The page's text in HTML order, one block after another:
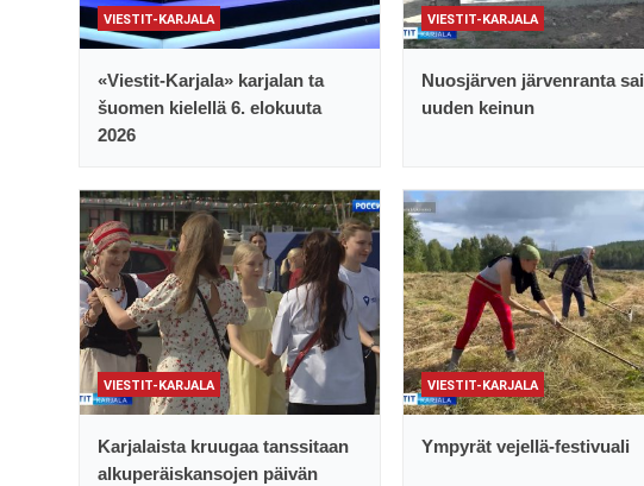
VIESTIT-KARJALA
«Viestit-Karjala» karjalan ta
šuomen kielellä 6. elokuuta
2026
VIESTIT-KARJALA
Nuosjärven järvenranta sai
uuden keinun
VIESTIT-KARJALA
Karjalaista kruugaa tanssitaan
alkuperäiskansojen päivän
VIESTIT-KARJALA
Ympyrät vejellä-festivuali